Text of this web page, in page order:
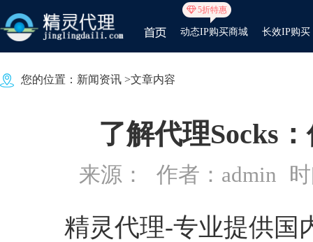
5折特惠
动态IP购买商城 长效IP购买
您的位置： 新闻资讯 >文章内容
了解代理Socks
来源： 作者：admin
精灵代理-专业提供国